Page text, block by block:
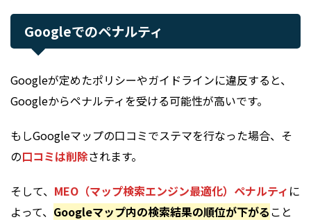
Googleでのペナルティ
Googleが定めたポリシーやガイドラインに違反すると、
Googleからペナルティを受ける可能性が高いです。
もしGoogleマップの口コミでステマを行なった場合、そ
の口コミは削除されます。
そして、 MEO（マップ検索エンジン最適化）ペナルティ に
よって、 Googleマップ内の検索結果の順位が下がること